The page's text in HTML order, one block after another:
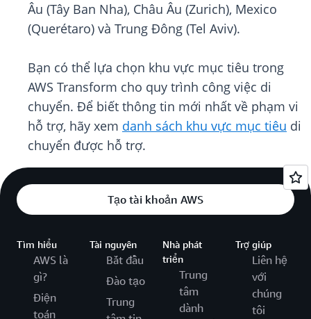
Âu (Tây Ban Nha), Châu Âu (Zurich), Mexico
(Querétaro) và Trung Đông (Tel Aviv).
Bạn có thể lựa chọn khu vực mục tiêu trong
AWS Transform cho quy trình công việc di
chuyển. Để biết thông tin mới nhất về phạm vi
hỗ trợ, hãy xem danh sách khu vực mục tiêu di
chuyển được hỗ trợ.
Tạo tài khoản AWS
Tìm hiểu
AWS là
gì?
Điện
toán
Tài nguyên
Bắt đầu
Đào tạo
Trung
Nhà phát
triển
Trung
tâm
dành
Trợ giúp
Liên hệ
với
chúng
tôi